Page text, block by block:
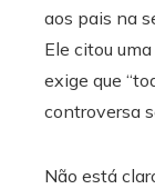
aos pais na
Ele citou
exige que
controversa
Não está